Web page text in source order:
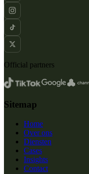
Official partners
Sitemap
Home
Over ons
Diensten
Cases
Insights
Contact